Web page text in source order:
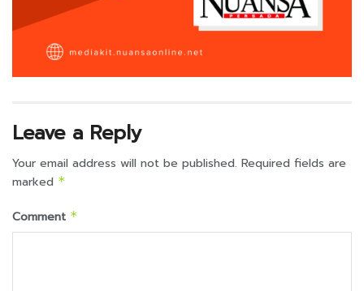
Leave a Reply
Your email address will not be published. Required fields are
marked *
Comment *